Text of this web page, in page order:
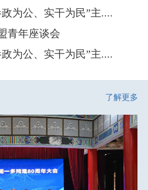
为公、实干为民”主....
青年座谈会
为公、实干为民”主....
了解更多